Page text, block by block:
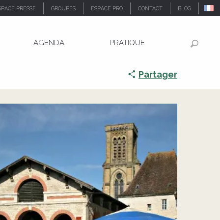
PRESSE GROUPES ESPACE PRO CONTACT BLOG
AGENDA PRATIQUE
Partager